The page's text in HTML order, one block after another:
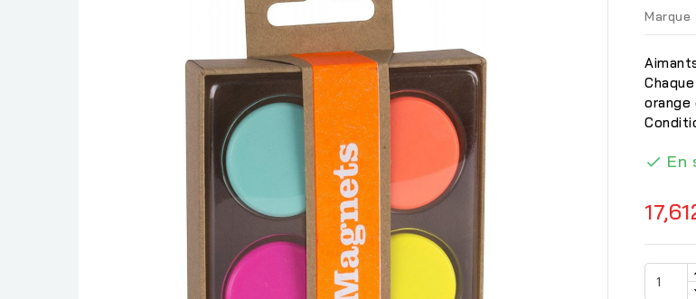
Marque :
orange
 En